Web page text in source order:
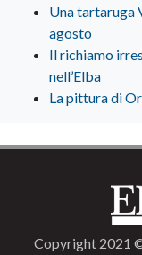
Una tartaruga
agosto
Il richiamo
nell’Elba
La pittura di
Copyright 2021